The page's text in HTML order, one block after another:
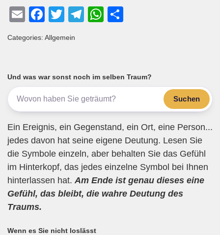
E
ail
F
c
b
o
o
k
T
tt
T
a
m
W
A
p
p
Categories: Allgemein
Und was war sonst noch im selben Traum?
Suchen
Ein Ereignis, ein Gegenstand, ein Ort, eine Person...
jedes davon hat seine eigene Deutung. Lesen Sie
die Symbole einzeln, aber behalten Sie das Gefühl
im Hinterkopf, das jedes einzelne Symbol bei Ihnen
hinterlassen hat. Am Ende ist genau dieses eine
Gefühl, das bleibt, die wahre Deutung des
Traums.
Wenn es Sie nicht loslässt